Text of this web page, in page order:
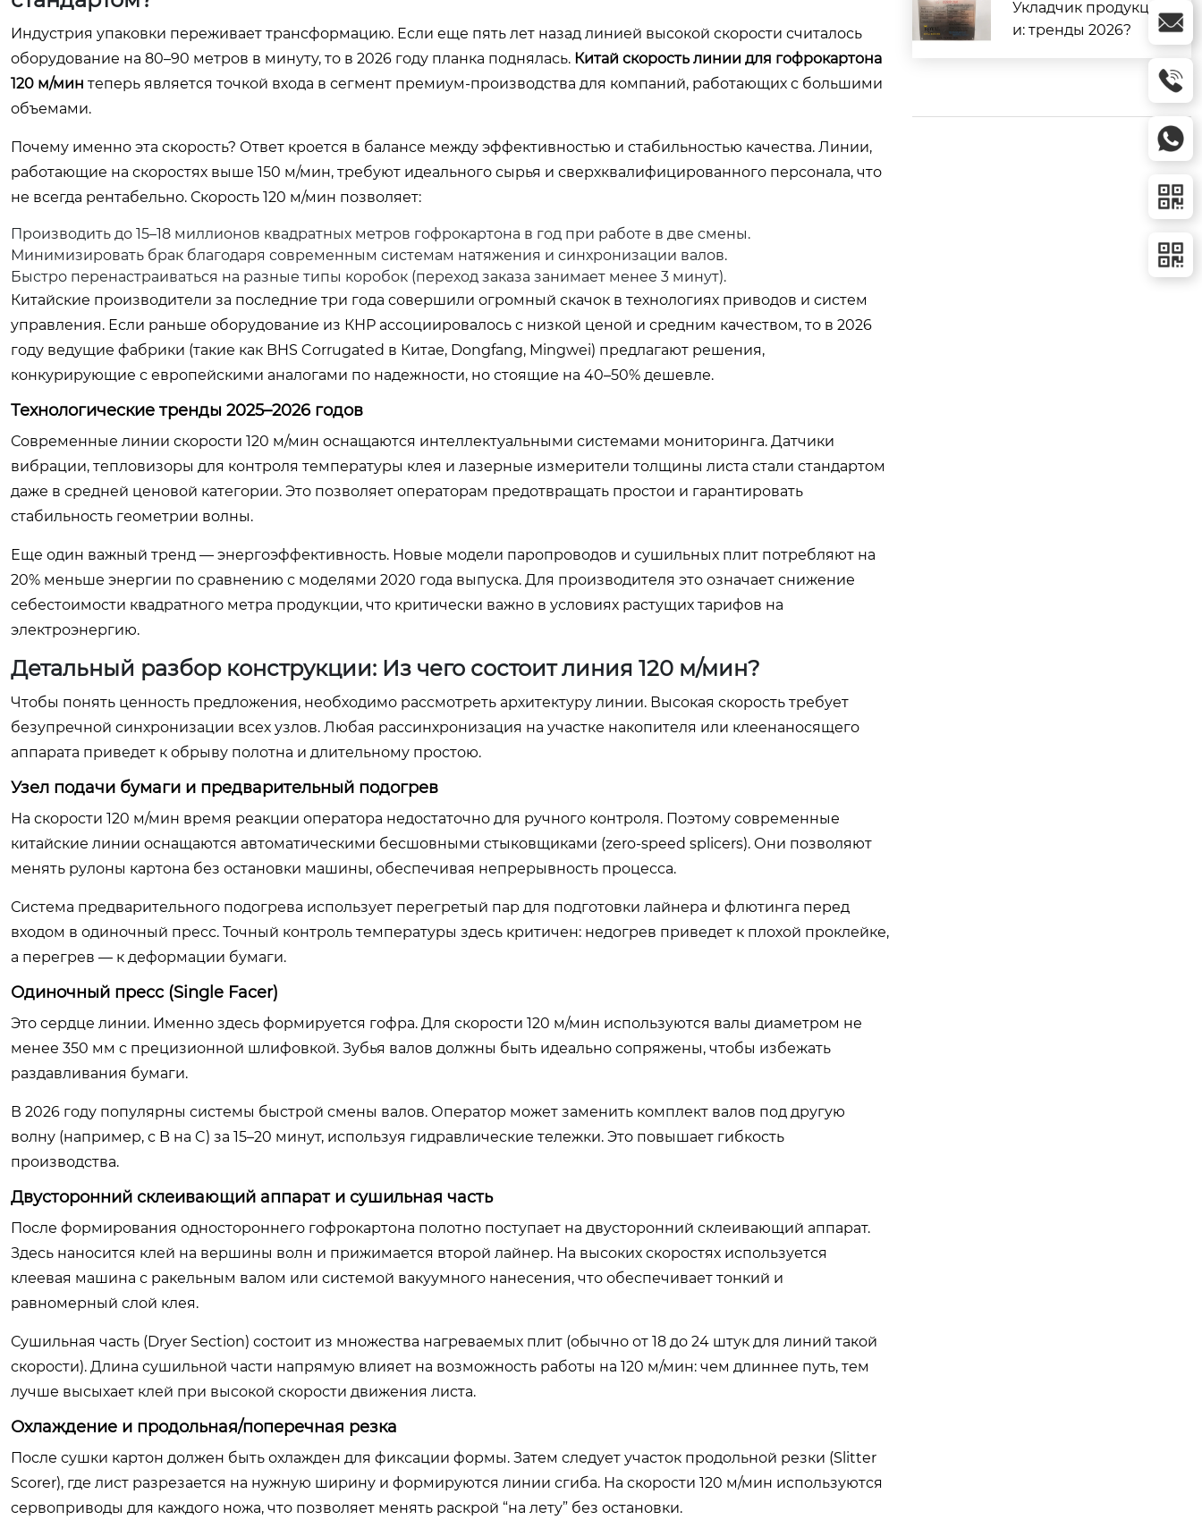
Индустрия упаковки переживает трансформацию. Если еще пять лет назад линией высокой скорости считалось
оборудование на 80–90 метров в минуту, то в 2026 году планка поднялась. Китай скорость линии для гофрокартона
120 м/мин теперь является точкой входа в сегмент премиум-производства для компаний, работающих с большими
объемами.
Почему именно эта скорость? Ответ кроется в балансе между эффективностью и стабильностью качества. Линии,
работающие на скоростях выше 150 м/мин, требуют идеального сырья и сверхквалифицированного персонала, что
не всегда рентабельно. Скорость 120 м/мин позволяет:
Производить до 15–18 миллионов квадратных метров гофрокартона в год при работе в две смены.
Минимизировать брак благодаря современным системам натяжения и синхронизации валов.
Быстро перенастраиваться на разные типы коробок (переход заказа занимает менее 3 минут).
Китайские производители за последние три года совершили огромный скачок в технологиях приводов и систем
управления. Если раньше оборудование из КНР ассоциировалось с низкой ценой и средним качеством, то в 2026
году ведущие фабрики (такие как BHS Corrugated в Китае, Dongfang, Mingwei) предлагают решения,
конкурирующие с европейскими аналогами по надежности, но стоящие на 40–50% дешевле.
Технологические тренды 2025–2026 годов
Современные линии скорости 120 м/мин оснащаются интеллектуальными системами мониторинга. Датчики
вибрации, тепловизоры для контроля температуры клея и лазерные измерители толщины листа стали стандартом
даже в средней ценовой категории. Это позволяет операторам предотвращать простои и гарантировать
стабильность геометрии волны.
Еще один важный тренд — энергоэффективность. Новые модели паропроводов и сушильных плит потребляют на
20% меньше энергии по сравнению с моделями 2020 года выпуска. Для производителя это означает снижение
себестоимости квадратного метра продукции, что критически важно в условиях растущих тарифов на
электроэнергию.
Детальный разбор конструкции: Из чего состоит линия 120 м/мин?
Чтобы понять ценность предложения, необходимо рассмотреть архитектуру линии. Высокая скорость требует
безупречной синхронизации всех узлов. Любая рассинхронизация на участке накопителя или клеенаносящего
аппарата приведет к обрыву полотна и длительному простою.
Узел подачи бумаги и предварительный подогрев
На скорости 120 м/мин время реакции оператора недостаточно для ручного контроля. Поэтому современные
китайские линии оснащаются автоматическими бесшовными стыковщиками (zero-speed splicers). Они позволяют
менять рулоны картона без остановки машины, обеспечивая непрерывность процесса.
Система предварительного подогрева использует перегретый пар для подготовки лайнера и флютинга перед
входом в одиночный пресс. Точный контроль температуры здесь критичен: недогрев приведет к плохой проклейке,
а перегрев — к деформации бумаги.
Одиночный пресс (Single Facer)
Это сердце линии. Именно здесь формируется гофра. Для скорости 120 м/мин используются валы диаметром не
менее 350 мм с прецизионной шлифовкой. Зубья валов должны быть идеально сопряжены, чтобы избежать
раздавливания бумаги.
В 2026 году популярны системы быстрой смены валов. Оператор может заменить комплект валов под другую
волну (например, с B на C) за 15–20 минут, используя гидравлические тележки. Это повышает гибкость
производства.
Двусторонний склеивающий аппарат и сушильная часть
После формирования одностороннего гофрокартона полотно поступает на двусторонний склеивающий аппарат.
Здесь наносится клей на вершины волн и прижимается второй лайнер. На высоких скоростях используется
клеевая машина с ракельным валом или системой вакуумного нанесения, что обеспечивает тонкий и
равномерный слой клея.
Сушильная часть (Dryer Section) состоит из множества нагреваемых плит (обычно от 18 до 24 штук для линий такой
скорости). Длина сушильной части напрямую влияет на возможность работы на 120 м/мин: чем длиннее путь, тем
лучше высыхает клей при высокой скорости движения листа.
Охлаждение и продольная/поперечная резка
После сушки картон должен быть охлажден для фиксации формы. Затем следует участок продольной резки (Slitter
Scorer), где лист разрезается на нужную ширину и формируются линии сгиба. На скорости 120 м/мин используются
сервоприводы для каждого ножа, что позволяет менять раскрой “на лету” без остановки.
Укладчик продукци
и: тренды 2026?